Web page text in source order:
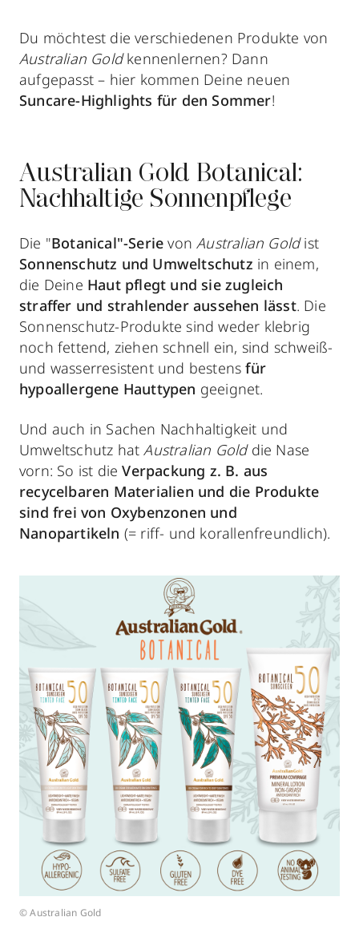
Du möchtest die verschiedenen Produkte von
Australian Goldkennenlernen? Dann
aufgepasst – hier kommen Deine neuen
Suncare-Highlights für den Sommer!
Australian Gold Botanical:
Nachhaltige Sonnenpflege
Die "Botanical"-Serievon Australian Goldist
Sonnenschutz und Umweltschutz in einem,
die Deine Haut pflegt und sie zugleich
straffer und strahlender aussehen lässt. Die
Sonnenschutz-Produkte sind weder klebrig
noch fettend, ziehen schnell ein, sind schweiß-
und wasserresistent und bestensfür
hypoallergene Hauttypen geeignet.
Und auch in Sachen Nachhaltigkeit und
Umweltschutz hat Australian Gold die Nase
vorn: So ist dieVerpackung z. B. aus
recycelbaren Materialien und die Produkte
sind frei von Oxybenzonen und
Nanopartikeln (= riff- und korallenfreundlich).
© Australian Gold